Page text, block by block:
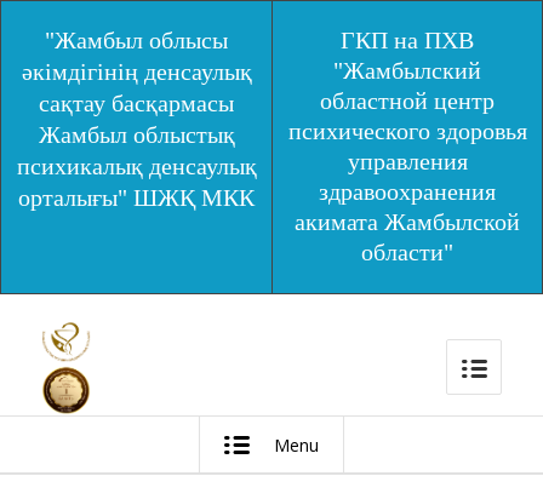
"Жамбыл облысы
әкімдігінің денсаулық
сақтау басқармасы
Жамбыл облыстық
психикалық денсаулық
орталығы" ШЖҚ МКК
ГКП на ПХВ
"Жамбылский
областной центр
психического здоровья
управления
здравоохранения
акимата Жамбылской
области"
Menu